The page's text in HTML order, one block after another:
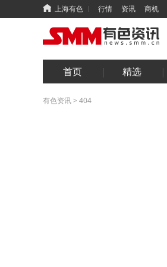
上海有色 行情 资讯 商机
首页 精选
有色资讯> 404